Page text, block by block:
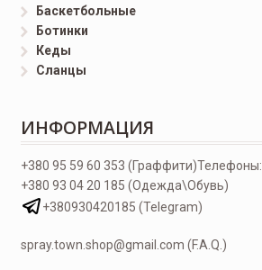
Баскетбольные
Ботинки
Кеды
Сланцы
ИНФОРМАЦИЯ
Телефоны:
+380 95 59 60 353 (Граффити)
+380 93 04 20 185 (Одежда\Обувь)
+380930420185 (Telegram)
spray.town.shop@gmail.com (F.A.Q.)